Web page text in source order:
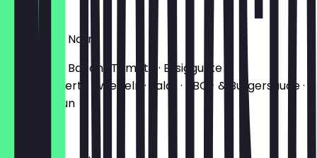
12,40 €
The Chuck Norris
100% Beef · Bacon · Tomate · Essiggurke ·
karamellisierte Zwiebeln · Salat · BBQ- & Burgersauce ·
Brioche-Bun